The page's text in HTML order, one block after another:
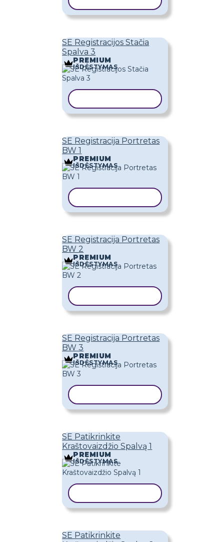
SE Registracijos Stačia
Spalva 3
PREMIUM
IŠDĖSTYMAS
SE Registracija Portretas
BW 1
PREMIUM
IŠDĖSTYMAS
SE Registracija Portretas
BW 2
PREMIUM
IŠDĖSTYMAS
SE Registracija Portretas
BW 3
PREMIUM
IŠDĖSTYMAS
SE Patikrinkite
Kraštovaizdžio Spalvą 1
PREMIUM
IŠDĖSTYMAS
SE Patikrinkite